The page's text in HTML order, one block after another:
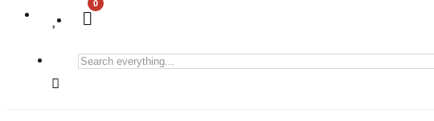
0
Search